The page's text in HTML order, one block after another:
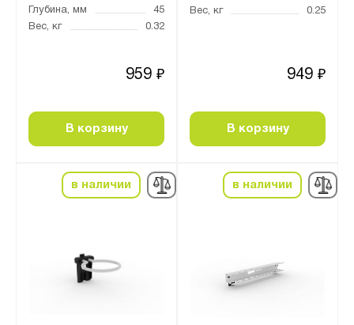
Глубина, мм
45
Вес, кг
0.32
959 ₽
В корзину
Вес, кг
0.25
949 ₽
В корзину
в наличии в наличии